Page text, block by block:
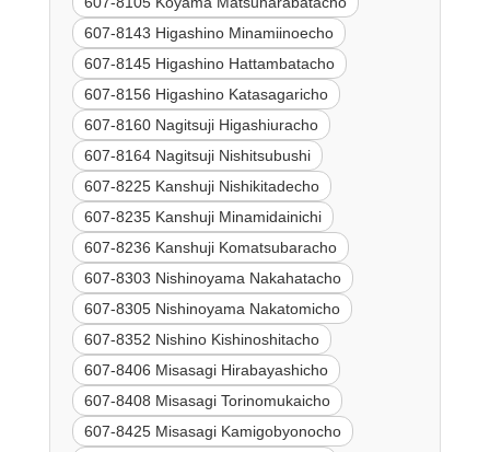
607-8143 Higashino Minamiinoecho
607-8145 Higashino Hattambatacho
607-8156 Higashino Katasagaricho
607-8160 Nagitsuji Higashiuracho
607-8164 Nagitsuji Nishitsubushi
607-8225 Kanshuji Nishikitadecho
607-8235 Kanshuji Minamidainichi
607-8236 Kanshuji Komatsubaracho
607-8303 Nishinoyama Nakahatacho
607-8305 Nishinoyama Nakatomicho
607-8352 Nishino Kishinoshitacho
607-8406 Misasagi Hirabayashicho
607-8408 Misasagi Torinomukaicho
607-8425 Misasagi Kamigobyonocho